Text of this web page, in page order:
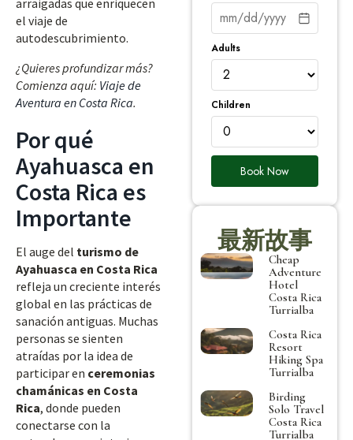
arraigadas que enriquecen
el viaje de
autodescubrimiento.
¿Quieres profundizar más?
Comienza aquí: Viaje de
Aventura en Costa Rica.
Por qué
Ayahuasca en
Costa Rica es
Importante
El auge del turismo de
Ayahuasca en Costa Rica
refleja un creciente interés
global en las prácticas de
sanación antiguas. Muchas
personas se sienten
atraídas por la idea de
participar en ceremonias
chamánicas en Costa
Rica, donde pueden
conectarse con la
Adults
Children
Book Now
最新故事
Cheap
Adventure
Hotel
Costa Rica
Turrialba
Costa Rica
Resort
Hiking Spa
Turrialba
Birding
Solo Travel
Costa Rica
Turrialba